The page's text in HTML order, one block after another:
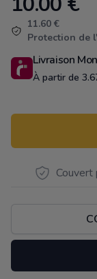
11.60 €
Protection de
Livraison
À partir de
Couvert